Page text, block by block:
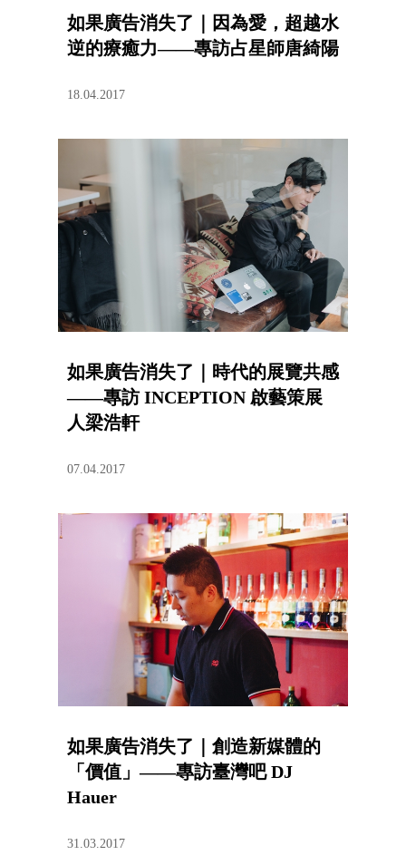
如果廣告消失了｜因為愛，超越水
逆的療癒力——專訪占星師唐綺陽
18.04.2017
如果廣告消失了｜時代的展覽共感
——專訪 INCEPTION 啟藝策展
人梁浩軒
07.04.2017
如果廣告消失了｜創造新媒體的
「價值」——專訪臺灣吧 DJ
Hauer
31.03.2017